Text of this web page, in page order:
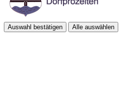
Auswahl bestätigen Alle auswählen